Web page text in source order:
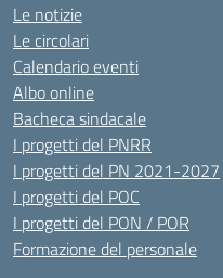
Le notizie
Le circolari
Calendario eventi
Albo online
Bacheca sindacale
I progetti del PNRR
I progetti del PN 2021-2027
I progetti del POC
I progetti del PON / POR
Formazione del personale